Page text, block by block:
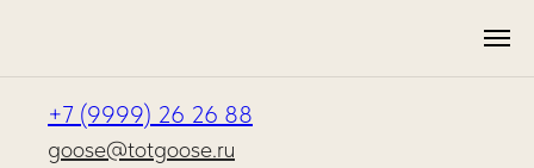
+7 (9999) 26 26 88
goose@totgoose.ru